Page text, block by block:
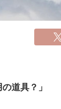
道具？」